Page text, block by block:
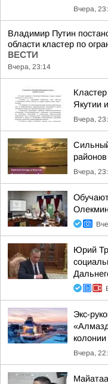
Вчера,
Владимир Путин
области кластер по
ВЕСТИ
Вчера, 23:14
Якутии
Вчера,
Вчера,
Юрий
Экс-
Вчера,